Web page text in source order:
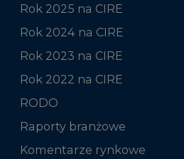
Rok 2025 na CIRE
Rok 2024 na CIRE
Rok 2023 na CIRE
Rok 2022 na CIRE
RODO
Raporty branżowe
Komentarze rynkowe